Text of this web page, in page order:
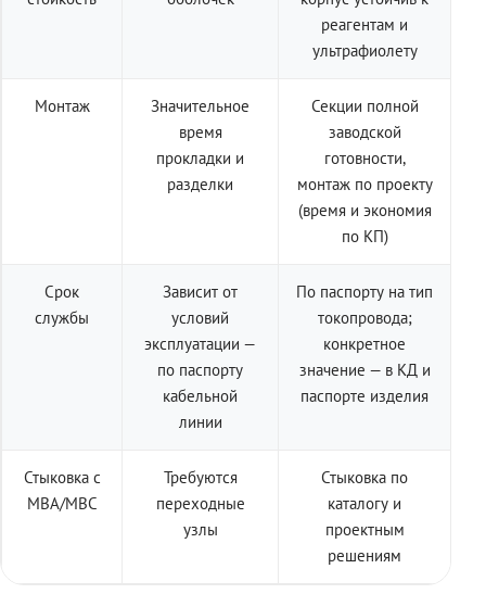
реагентам и
ультрафиолету
Монтаж
Значительное
время
прокладки и
разделки
Секции полной
заводской
готовности,
монтаж по проекту
(время и экономия
по КП)
Срок
службы
Зависит от
условий
эксплуатации —
по паспорту
кабельной
линии
По паспорту на тип
токопровода;
конкретное
значение — в КД и
паспорте изделия
Стыковка с
МВА/МВС
Требуются
переходные
узлы
Стыковка по
каталогу и
проектным
решениям